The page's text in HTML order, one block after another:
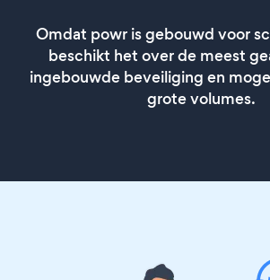
Omdat powr is gebouwd voor
beschikt het over de meest
ingebouwde beveiliging en
grote volumes.